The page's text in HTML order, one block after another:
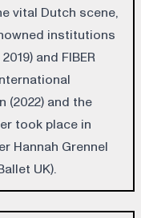
vital Dutch scene,
institutions
and FIBER
(2022) and the
took place in
Hannah Grennel
UK).